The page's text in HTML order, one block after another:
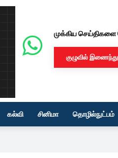
முக்கிய
குழுவில்
கல்வி சினிமா தொழில்நுட்பம்